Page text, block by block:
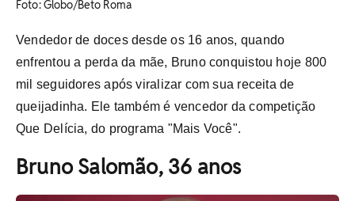
Foto: Globo/Beto Roma
Vendedor de doces desde os 16 anos, quando
enfrentou a perda da mãe, Bruno conquistou hoje 800
mil seguidores após viralizar com sua receita de
queijadinha. Ele também é vencedor da competição
Que Delícia, do programa "Mais Você".
Bruno Salomão, 36 anos